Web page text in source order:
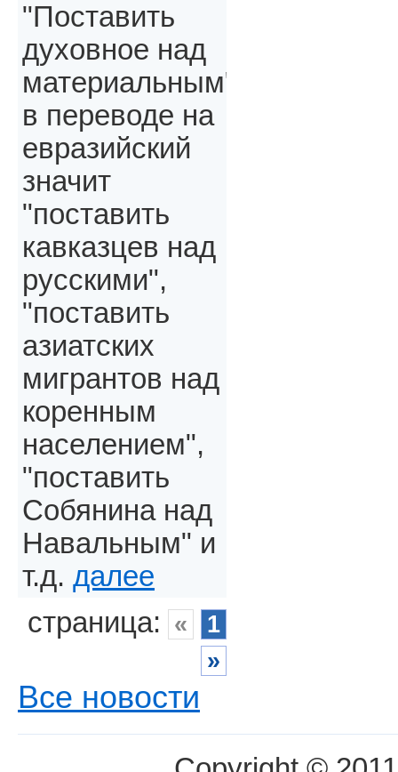
"Поставить
духовное над
материальным"
в переводе на
евразийский
значит
"поставить
кавказцев над
русскими",
"поставить
азиатских
мигрантов над
коренным
населением",
"поставить
Собянина над
Навальным" и
т.д. далее
страница: «
1
»
Все новости